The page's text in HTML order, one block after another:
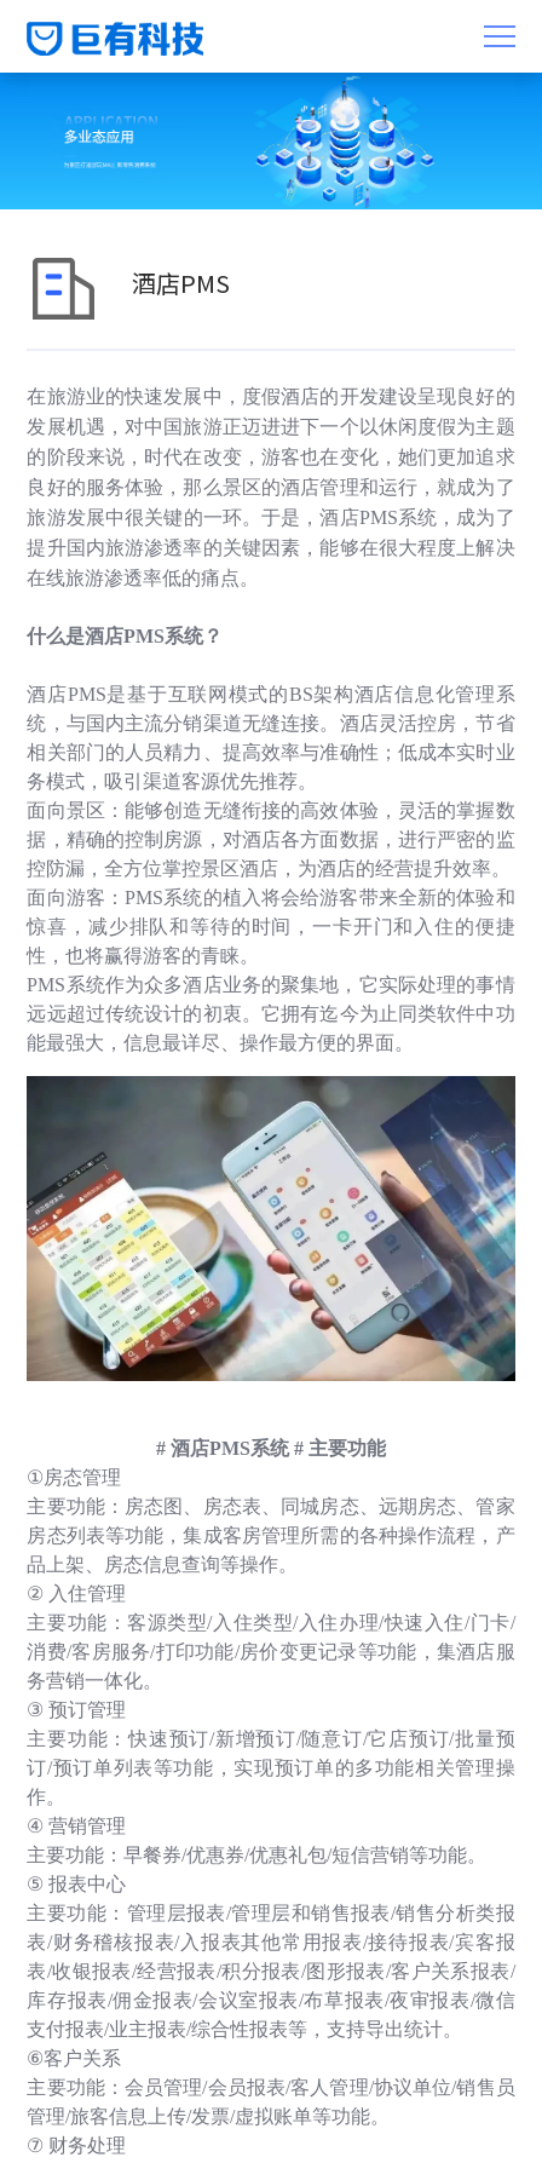
酒店PMS
在旅游业的快速发展中，度假酒店的开发建设呈现良好的
发展机遇，对中国旅游正迈进进下一个以休闲度假为主题
的阶段来说，时代在改变，游客也在变化，她们更加追求
良好的服务体验，那么景区的酒店管理和运行，就成为了
旅游发展中很关键的一环。于是，酒店PMS系统，成为了
提升国内旅游渗透率的关键因素，能够在很大程度上解决
在线旅游渗透率低的痛点。
什么是酒店PMS系统？
酒店PMS是基于互联网模式的BS架构酒店信息化管理系
统，与国内主流分销渠道无缝连接。酒店灵活控房，节省
相关部门的人员精力、提高效率与准确性；低成本实时业
务模式，吸引渠道客源优先推荐。
面向景区：能够创造无缝衔接的高效体验，灵活的掌握数
据，精确的控制房源，对酒店各方面数据，进行严密的监
控防漏，全方位掌控景区酒店，为酒店的经营提升效率。
面向游客：PMS系统的植入将会给游客带来全新的体验和
惊喜，减少排队和等待的时间，一卡开门和入住的便捷
性，也将赢得游客的青睐。
PMS系统作为众多酒店业务的聚集地，它实际处理的事情
远远超过传统设计的初衷。它拥有迄今为止同类软件中功
能最强大，信息最详尽、操作最方便的界面。
# 酒店PMS系统# 主要功能
①房态管理
主要功能：房态图、房态表、同城房态、远期房态、管家
房态列表等功能，集成客房管理所需的各种操作流程，产
品上架、房态信息查询等操作。
② 入住管理
主要功能：客源类型/入住类型/入住办理/快速入住/门卡/
消费/客房服务/打印功能/房价变更记录等功能，集酒店服
务营销一体化。
③预订管理
主要功能：快速预订/新增预订/随意订/它店预订/批量预
订/预订单列表等功能，实现预订单的多功能相关管理操
作。
④营销管理
主要功能：早餐券/优惠券/优惠礼包/短信营销等功能。
⑤报表中心
主要功能：管理层报表/管理层和销售报表/销售分析类报
表/财务稽核报表/入报表其他常用报表/接待报表/宾客报
表/收银报表/经营报表/积分报表/图形报表/客户关系报表/
库存报表/佣金报表/会议室报表/布草报表/夜审报表/微信
支付报表/业主报表/综合性报表等，支持导出统计。
⑥客户关系
主要功能：会员管理/会员报表/客人管理/协议单位/销售员
管理/旅客信息上传/发票/虚拟账单等功能。
⑦ 财务处理